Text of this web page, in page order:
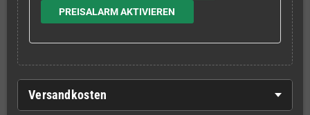
PREISALARM AKTIVIEREN
Versandkosten